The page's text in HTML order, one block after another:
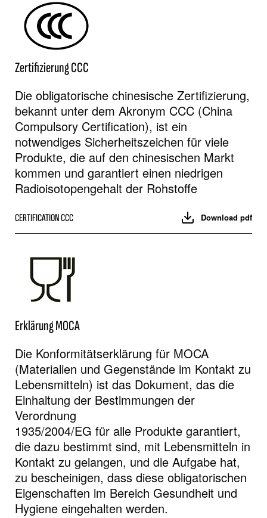
Zertifizierung CCC
Die obligatorische chinesische Zertifizierung,
bekannt unter dem Akronym CCC (China
Compulsory Certification), ist ein
notwendiges Sicherheitszeichen für viele
Produkte, die auf den chinesischen Markt
kommen und garantiert einen niedrigen
Radioisotopengehalt der Rohstoffe
CERTIFICATION CCC Download pdf
Erklärung MOCA
Die Konformitätserklärung für MOCA
(Materialien und Gegenstände im Kontakt zu
Lebensmitteln) ist das Dokument, das die
Einhaltung der Bestimmungen der
Verordnung
1935/2004/EG für alle Produkte garantiert,
die dazu bestimmt sind, mit Lebensmitteln in
Kontakt zu gelangen, und die Aufgabe hat,
zu bescheinigen, dass diese obligatorischen
Eigenschaften im Bereich Gesundheit und
Hygiene eingehalten werden.